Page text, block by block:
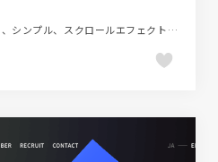
イラスト、コーポレートサイト、シンプル、スクロールエフェクト、スタイリッシュ、ナチュラル、ブルー系、ホワイト系、モーション多め、金融・法律・人材・専門職